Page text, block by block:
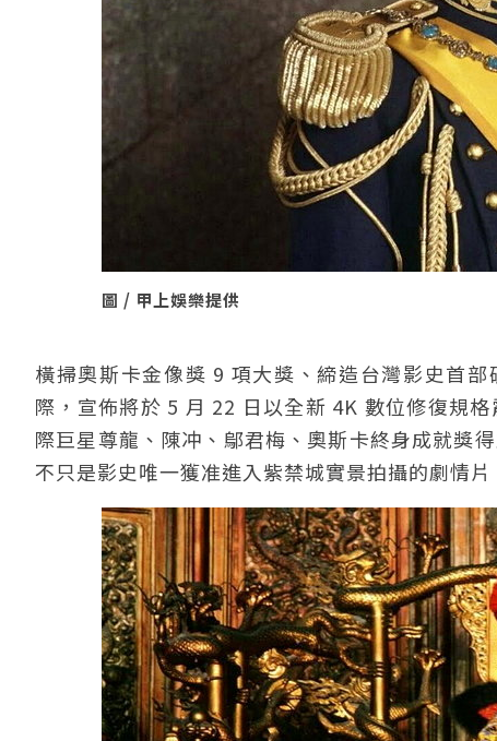
圖 / 甲上娛樂提供
橫掃奧斯卡金像獎 9 項大獎、締造台灣影史首
際，宣佈將於 5 月 22 日以全新 4K 數位修復規
際巨星尊龍、陳冲、鄔君梅、奧斯卡終身成就獎
不只是影史唯一獲准進入紫禁城實景拍攝的劇情